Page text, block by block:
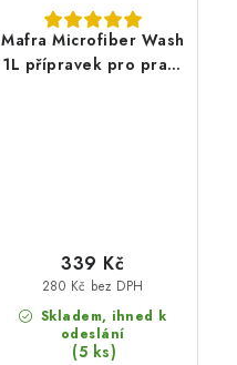
Mafra Microfiber Wash
1L přípravek pro praní
Skladem, ihned k
odeslání
(5 ks)
280 Kč bez DPH
339 Kč